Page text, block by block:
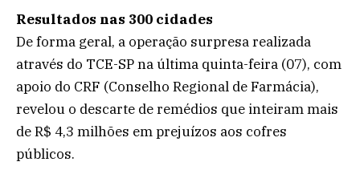
Resultados nas 300 cidades
De forma geral, a operação surpresa realizada
através do TCE-SP na última quinta-feira (07), com
apoio do CRF (Conselho Regional de Farmácia),
revelou o descarte de remédios que inteiram mais
de R$ 4,3 milhões em prejuízos aos cofres
públicos.